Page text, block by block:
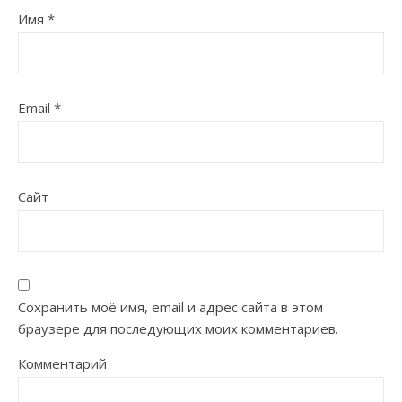
Имя *
Email *
Сайт
Сохранить моё имя, email и адрес сайта в этом
браузере для последующих моих комментариев.
Комментарий